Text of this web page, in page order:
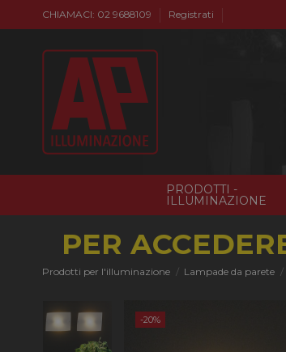
CHIAMACI: 02 9688109 Registrati
PRODOTTI -
ILLUMINAZIONE
PER
Prodotti per l'illuminazione Lampade da parete
-20%